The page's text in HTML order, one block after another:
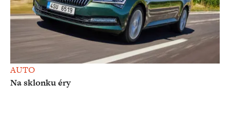
AUTO
Na sklonku éry